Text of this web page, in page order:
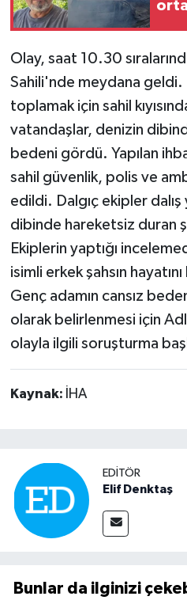
Olay, saat 10.30
Sahili'nde meydana
toplamak için sahil
vatandaşlar, denizin
bedeni gördü. Yapılan
sahil güvenlik, polis ve
edildi. Dalgıç ekipler
dibinde hareketsiz duran
Ekiplerin yaptığı
isimli erkek şahsın
Genç adamın cansız
olarak belirlenmesi için
olayla ilgili soruşturma
Kaynak: İHA
EDITÖR
Elif Denktaş
Bunlar da ilginizi